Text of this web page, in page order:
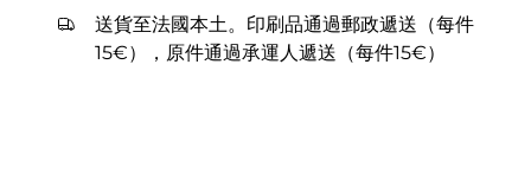
送貨至法國本土。印刷品通過郵政遞送（每件
15€），原件通過承運人遞送（每件15€）